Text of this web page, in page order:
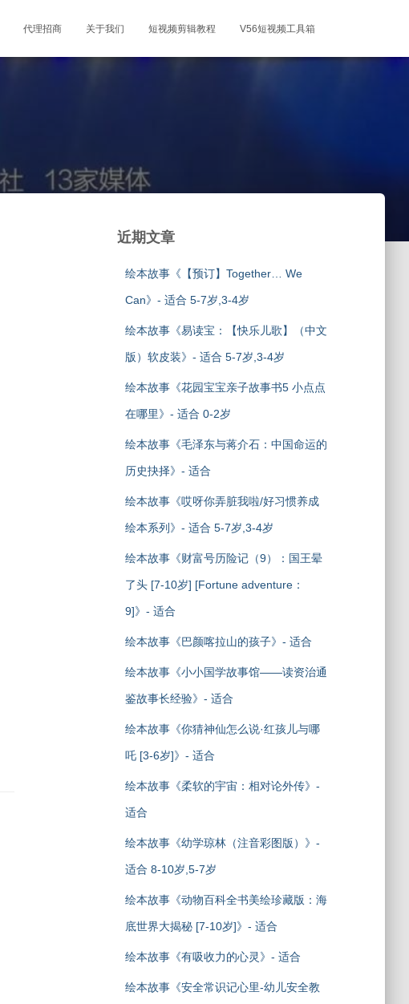
代理招商 关于我们 短视频剪辑教程 V56短视频工具箱
近期文章
绘本故事《【预订】Together… We
Can》- 适合 5-7岁,3-4岁
绘本故事《易读宝：【快乐儿歌】（中文
版）软皮装》- 适合 5-7岁,3-4岁
绘本故事《花园宝宝亲子故事书5 小点点
在哪里》- 适合 0-2岁
绘本故事《毛泽东与蒋介石：中国命运的
历史抉择》- 适合
绘本故事《哎呀你弄脏我啦/好习惯养成
绘本系列》- 适合 5-7岁,3-4岁
绘本故事《财富号历险记（9）：国王晕
了头 [7-10岁] [Fortune adventure：
9]》- 适合
绘本故事《巴颜喀拉山的孩子》- 适合
绘本故事《小小国学故事馆——读资治通
鉴故事长经验》- 适合
绘本故事《你猜神仙怎么说·红孩儿与哪
吒 [3-6岁]》- 适合
绘本故事《柔软的宇宙：相对论外传》-
适合
绘本故事《幼学琼林（注音彩图版）》-
适合 8-10岁,5-7岁
绘本故事《动物百科全书美绘珍藏版：海
底世界大揭秘 [7-10岁]》- 适合
绘本故事《有吸收力的心灵》- 适合
绘本故事《安全常识记心里-幼儿安全教